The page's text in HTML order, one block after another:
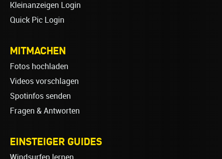
Kleinanzeigen Login
Quick Pic Login
MITMACHEN
Fotos hochladen
Videos vorschlagen
Spotinfos senden
Fragen & Antworten
EINSTEIGER GUIDES